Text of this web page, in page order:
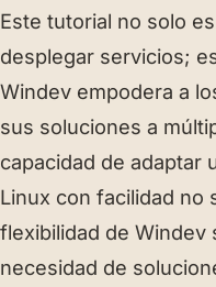
Este tutorial no solo
desplegar servicios;
Windev empodera a
sus soluciones a
capacidad de adaptar
Linux con facilidad no
flexibilidad de Windev
necesidad de